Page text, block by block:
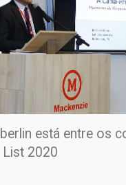
está entre os
2020